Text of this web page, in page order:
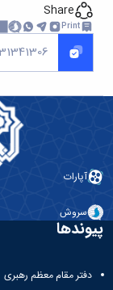
Share
Print
آپارات
سروش
پیوندها
دفتر مقام معظم رهبری